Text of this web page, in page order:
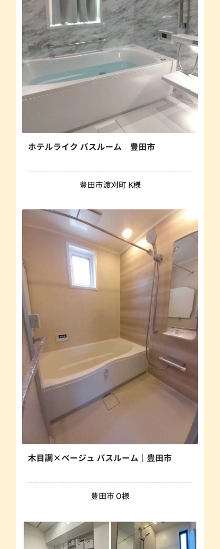
ホテルライク バスルーム｜豊田市
豊田市渡刈町 K様
木目調×ベージュ バスルーム｜豊田市
豊田市 O様